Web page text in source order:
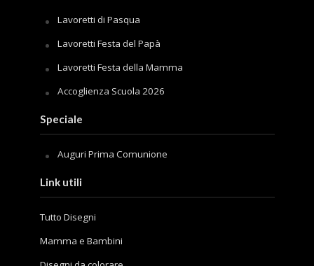
Lavoretti di Pasqua
Lavoretti Festa del Papà
Lavoretti Festa della Mamma
Accoglienza Scuola 2026
Speciale
Auguri Prima Comunione
Link utili
Tutto Disegni
Mamma e Bambini